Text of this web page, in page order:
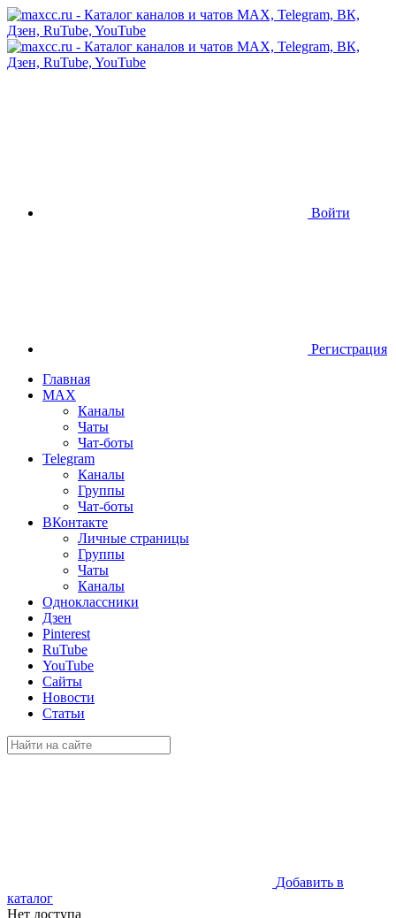
Войти
Регистрация
Главная
MAX
Каналы
Чаты
Чат-боты
Telegram
Каналы
Группы
Чат-боты
ВКонтакте
Личные страницы
Группы
Чаты
Каналы
Одноклассники
Дзен
Pinterest
RuTube
YouTube
Сайты
Новости
Статьи
Добавить в
каталог
Нет доступа